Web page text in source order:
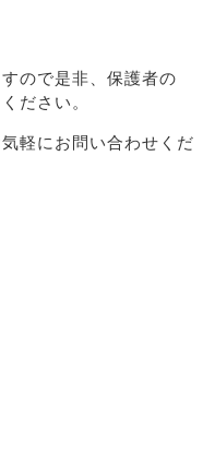
ので是非、保護者の
ださい。
軽にお問い合わせくだ